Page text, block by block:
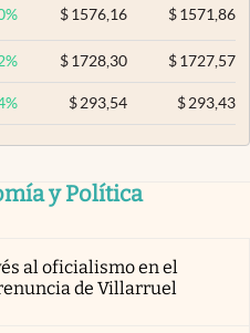
% $ 1576,16 $1571,86
% $ 1728,30 $1727,57
% $ 293,54 $293,43
y Política
al oficialismo en el
de Villarruel